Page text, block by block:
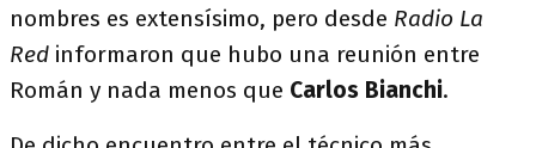
nombres es extensísimo, pero desde Radio La
Red informaron que hubo una reunión entre
Román y nada menos que Carlos Bianchi.